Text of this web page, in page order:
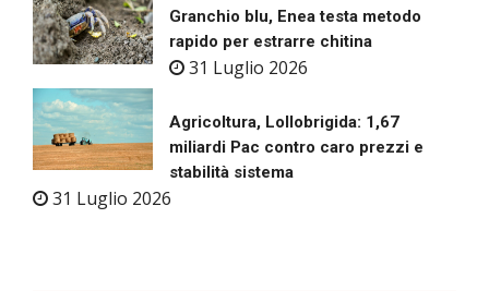
Granchio blu, Enea testa metodo
rapido per estrarre chitina
31 Luglio 2026
Agricoltura, Lollobrigida: 1,67
miliardi Pac contro caro prezzi e
stabilità sistema
31 Luglio 2026